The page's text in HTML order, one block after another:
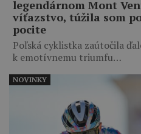
legendárnom Mont
víťazstvo, túžila som
pocite
Poľská cyklistka zaútočila
k emotívnemu triumfu…
NOVINKY